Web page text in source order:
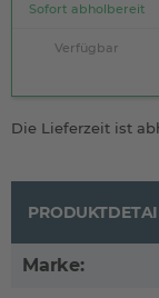
Sofort abholbereit
Verfügbar
Die Lieferzeit ist
Marke: